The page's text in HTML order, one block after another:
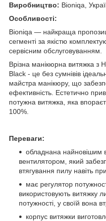
Виробництво: Bioniqa,
Особливості:
Bioniqa — найкраща
сегменті за якістю
сервісним обслуговуванням.
Врізна манікюрна витяжка з
Black - це без сумнівів
майстра манікюру, що
ефективність. Естетично
потужна витяжка, яка
100%.
Переваги:
обладнана найновішим
вентилятором, який
втягування пилу навіть
має регулятор
використовують витяжку
потужності, у своїй вона
корпус витяжки